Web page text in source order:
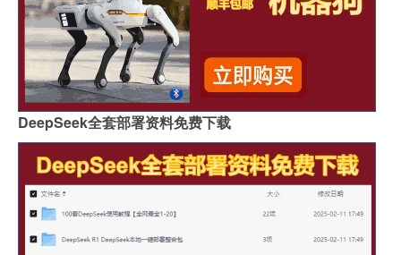
DeepSeek全套部署资料免费下载